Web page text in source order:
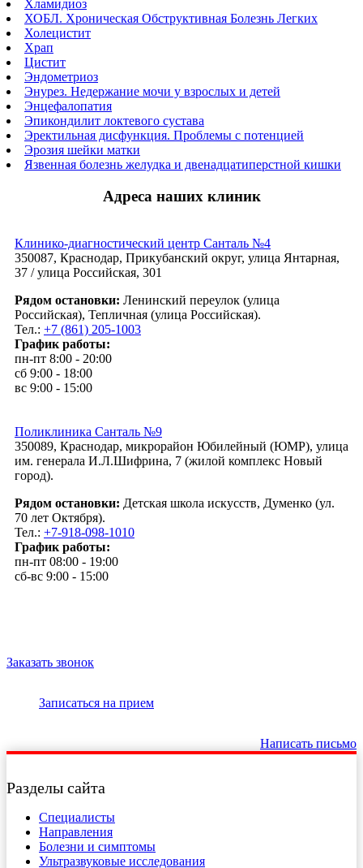
Хламидиоз
ХОБЛ. Хроническая Обструктивная Болезнь Легких
Холецистит
Храп
Цистит
Эндометриоз
Энурез. Недержание мочи у взрослых и детей
Энцефалопатия
Эпикондилит локтевого сустава
Эректильная дисфункция. Проблемы с потенцией
Эрозия шейки матки
Язвенная болезнь желудка и двенадцатиперстной кишки
Адреса наших клиник
Клинико-диагностический центр Санталь №4
350087, Краснодар, Прикубанский округ, улица Янтарная,
37 / улица Российская, 301
Рядом остановки: Ленинский переулок (улица
Российская), Тепличная (улица Российская).
Тел.: +7 (861) 205-1003
График работы:
пн-пт 8:00 - 20:00
сб 9:00 - 18:00
вс 9:00 - 15:00
Поликлиника Санталь №9
350089, Краснодар, микрорайон Юбилейный (ЮМР), улица
им. генерала И.Л.Шифрина, 7 (жилой комплекс Новый
город).
Рядом остановки: Детская школа искусств, Думенко (ул.
70 лет Октября).
Тел.: +7-918-098-1010
График работы:
пн-пт 08:00 - 19:00
сб-вс 9:00 - 15:00
Заказать звонок
Записаться на прием
Написать письмо
Разделы сайта
Специалисты
Направления
Болезни и симптомы
Ультразвуковые исследования